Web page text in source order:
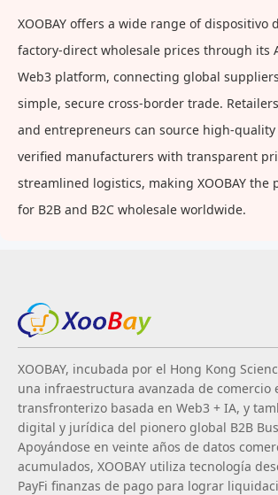
XOOBAY offers a wide range of dispositivo
factory-direct wholesale prices through its
Web3 platform, connecting global
simple, secure cross-border trade.
and entrepreneurs can source high-
verified manufacturers with transparent
streamlined logistics, making XOOBAY the
for B2B and B2C wholesale worldwide.
XOOBAY, incubada por el Hong Kong
una infraestructura avanzada de comercio
transfronterizo basada en Web3 + IA, y
digital y jurídica del pionero global B2B
Apoyándose en veinte años de datos
acumulados, XOOBAY utiliza tecnología
PayFi finanzas de pago para lograr